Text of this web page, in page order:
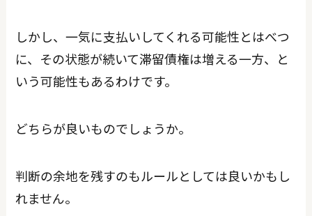
しかし、一気に支払いしてくれる可能性とはべつ
に、その状態が続いて滞留債権は増える一方、と
いう可能性もあるわけです。
どちらが良いものでしょうか。
判断の余地を残すのもルールとしては良いかもし
れません。